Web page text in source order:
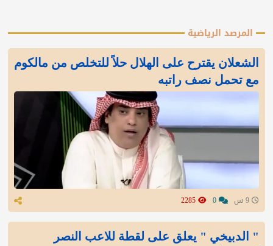
المرصد الرياضية
الشعلان يقترح على الهلال حلاً للتخلص من مالكوم
مع تحمل نصف راتبه
" الدبيخي " يعلق على لقطة للاعب النصر